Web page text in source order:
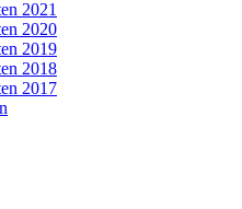
2021
2020
2019
2018
2017